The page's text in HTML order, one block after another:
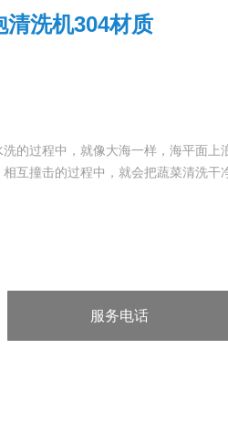
清洗机304材质
的过程中，就像大海一样，海平面上
互撞击的过程中，就会把蔬菜清洗干
服务电话